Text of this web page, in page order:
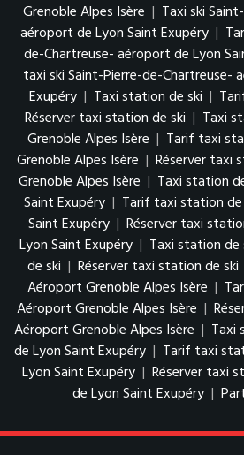
Grenoble Alpes Isère | Taxi ski
aéroport de Lyon Saint Exupéry |
de-Chartreuse- aéroport de Lyon
taxi ski Saint-Pierre-de-Chartreuse-
Exupéry | Taxi station de ski |
Réserver taxi station de ski | Taxi
Grenoble Alpes Isère | Tarif taxi
Grenoble Alpes Isère | Réserver taxi
Grenoble Alpes Isère | Taxi station
Saint Exupéry | Tarif taxi station
Saint Exupéry | Réserver taxi
Lyon Saint Exupéry | Taxi station de
de ski | Réserver taxi station de ski
Aéroport Grenoble Alpes Isère |
Aéroport Grenoble Alpes Isère |
Aéroport Grenoble Alpes Isère | Taxi
de Lyon Saint Exupéry | Tarif taxi
Lyon Saint Exupéry | Réserver taxi
de Lyon Saint Exupéry |